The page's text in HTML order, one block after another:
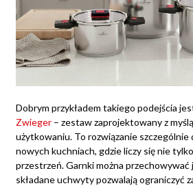
Dobrym przykładem takiego podejścia
Zwieger – zestaw zaprojektowany z
użytkowaniu. To rozwiązanie szczególnie
nowych kuchniach, gdzie liczy się nie
przestrzeń. Garnki można przechowywać
składane uchwyty pozwalają ograniczyć